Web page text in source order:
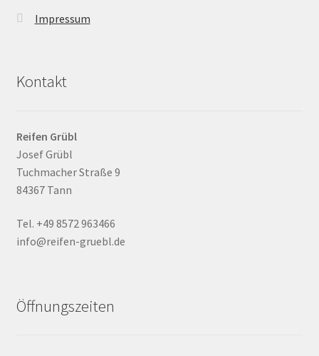
Impressum
Kontakt
Reifen Grübl
Josef Grübl
Tuchmacher Straße 9
84367 Tann
Tel. +49 8572 963466
info@reifen-gruebl.de
Öffnungszeiten